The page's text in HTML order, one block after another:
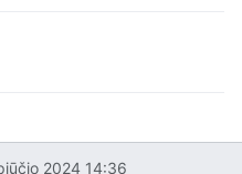
2024 14:36